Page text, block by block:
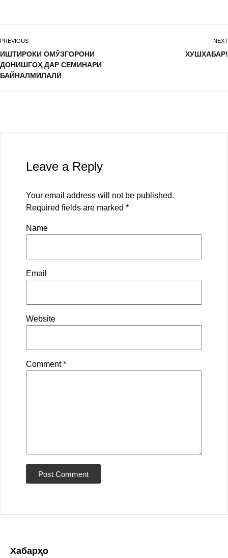
PREVIOUS
ИШТИРОКИ ОМӮЗГОРОНИ
ДОНИШГОҲ ДАР СЕМИНАРИ
БАЙНАЛМИЛАЛӢ
NEXT
ХУШХАБАР!
Leave a Reply
Your email address will not be published.
Required fields are marked *
Name
Email
Website
Comment*
Хабарҳо